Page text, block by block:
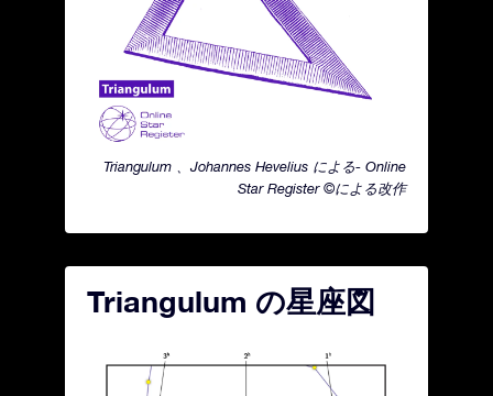
Triangulum 、Johannes Hevelius による- Online
Star Register ©による改作
Triangulum の星座図